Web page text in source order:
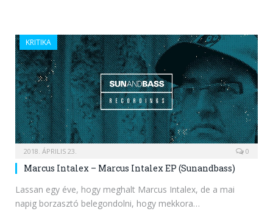
KRITIKA
2018. ÁPRILIS 23. 0
Marcus Intalex – Marcus Intalex EP (Sunandbass)
Lassan egy éve, hogy meghalt Marcus Intalex, de a mai
napig borzasztó belegondolni, hogy mekkora…